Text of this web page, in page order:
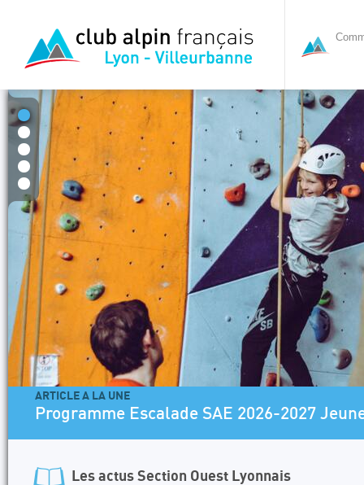
ARTICLE A LA UNE
Programme Escalade SAE 2026-2027 Jeunes
Les actus Section Ouest Lyonnais